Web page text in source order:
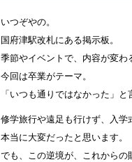
いつぞやの。
国府津駅改札にある掲示板。
季節やイベントで、内容が変わ
今回は卒業がテーマ。
「いつも通りではなかった」と
修学旅行や遠足も行けず、入
本当に大変だったと思います。
でも、この逆境が、これからの